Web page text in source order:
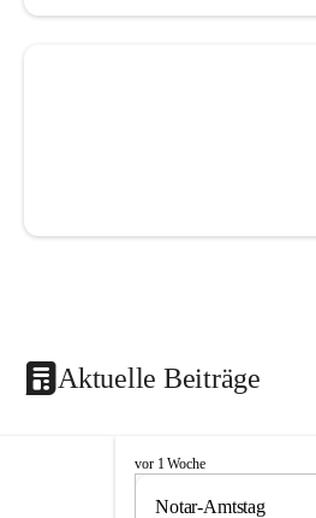
Aktuelle Beiträge
V
vor 1 Woche
Notar-Amtstag